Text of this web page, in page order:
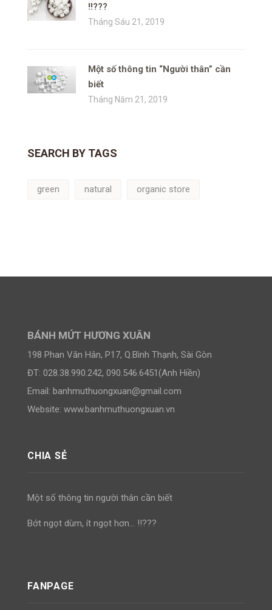
!!???
Tháng Sáu 21, 2019
Một số thông tin “Người thân” cần
biết
Tháng Năm 21, 2019
SEARCH BY TAGS
green natural organic store
BÁNH MỨT HƯƠNG XUÂN
198 Phan Văn Hân, P17, Q.Bình Thạnh, Sài Gòn
ĐT: 028.38.990.242, 090.546.6451(Anh Hiền)
Email: banhmuthuongxuan@gmail.com
Website: www.banhmuthuongxuan.vn
CHIA SẺ
Một số thông tin người thân cần biết
Bớt ngọt dùm, ít ngọt hơn… !!???
FANPAGE